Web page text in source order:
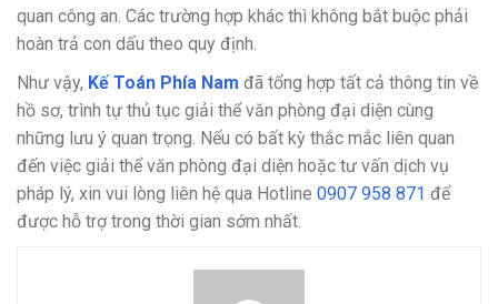
quan công an. Các trường hợp khác thì không bắt buộc phải
hoàn trả con dấu theo quy định.
Như vậy, Kế Toán Phía Nam đã tổng hợp tất cả thông tin về
hồ sơ, trình tự thủ tục giải thể văn phòng đại diện cùng
những lưu ý quan trọng. Nếu có bất kỳ thắc mắc liên quan
đến việc giải thể văn phòng đại diện hoặc tư vấn dịch vụ
pháp lý, xin vui lòng liên hệ qua Hotline 0907 958 871 để
được hỗ trợ trong thời gian sớm nhất.